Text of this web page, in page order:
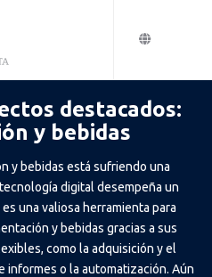
destacados:
y bebidas
y bebidas está sufriendo una
digital desempeña un
una valiosa herramienta para
y bebidas gracias a sus
como la adquisición y el
informes o la automatización. Aún